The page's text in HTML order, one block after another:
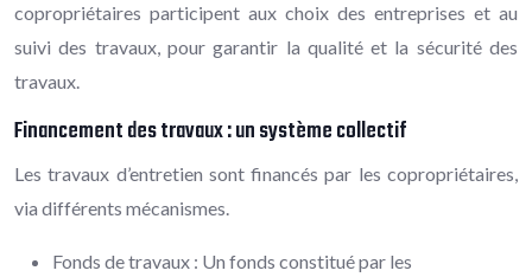
copropriétaires participent aux choix des entreprises et au
suivi des travaux, pour garantir la qualité et la sécurité des
travaux.
Financement des travaux : un système collectif
Les travaux d’entretien sont financés par les copropriétaires,
via différents mécanismes.
Fonds de travaux : Un fonds constitué par les